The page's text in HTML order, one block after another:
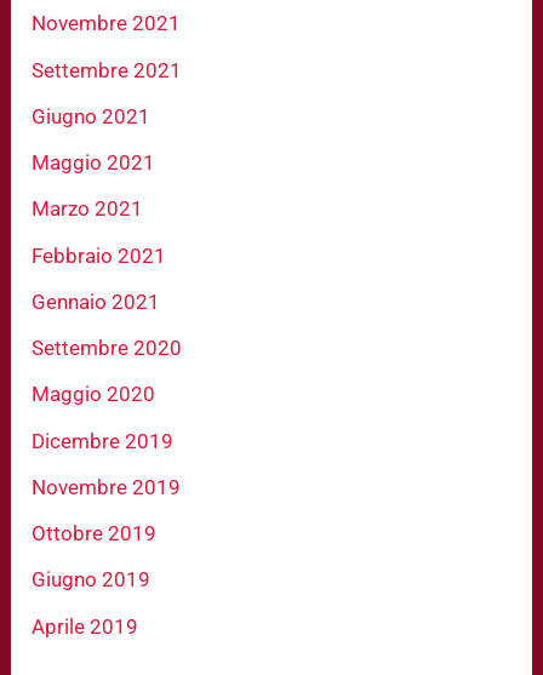
Novembre 2021
Settembre 2021
Giugno 2021
Maggio 2021
Marzo 2021
Febbraio 2021
Gennaio 2021
Settembre 2020
Maggio 2020
Dicembre 2019
Novembre 2019
Ottobre 2019
Giugno 2019
Aprile 2019